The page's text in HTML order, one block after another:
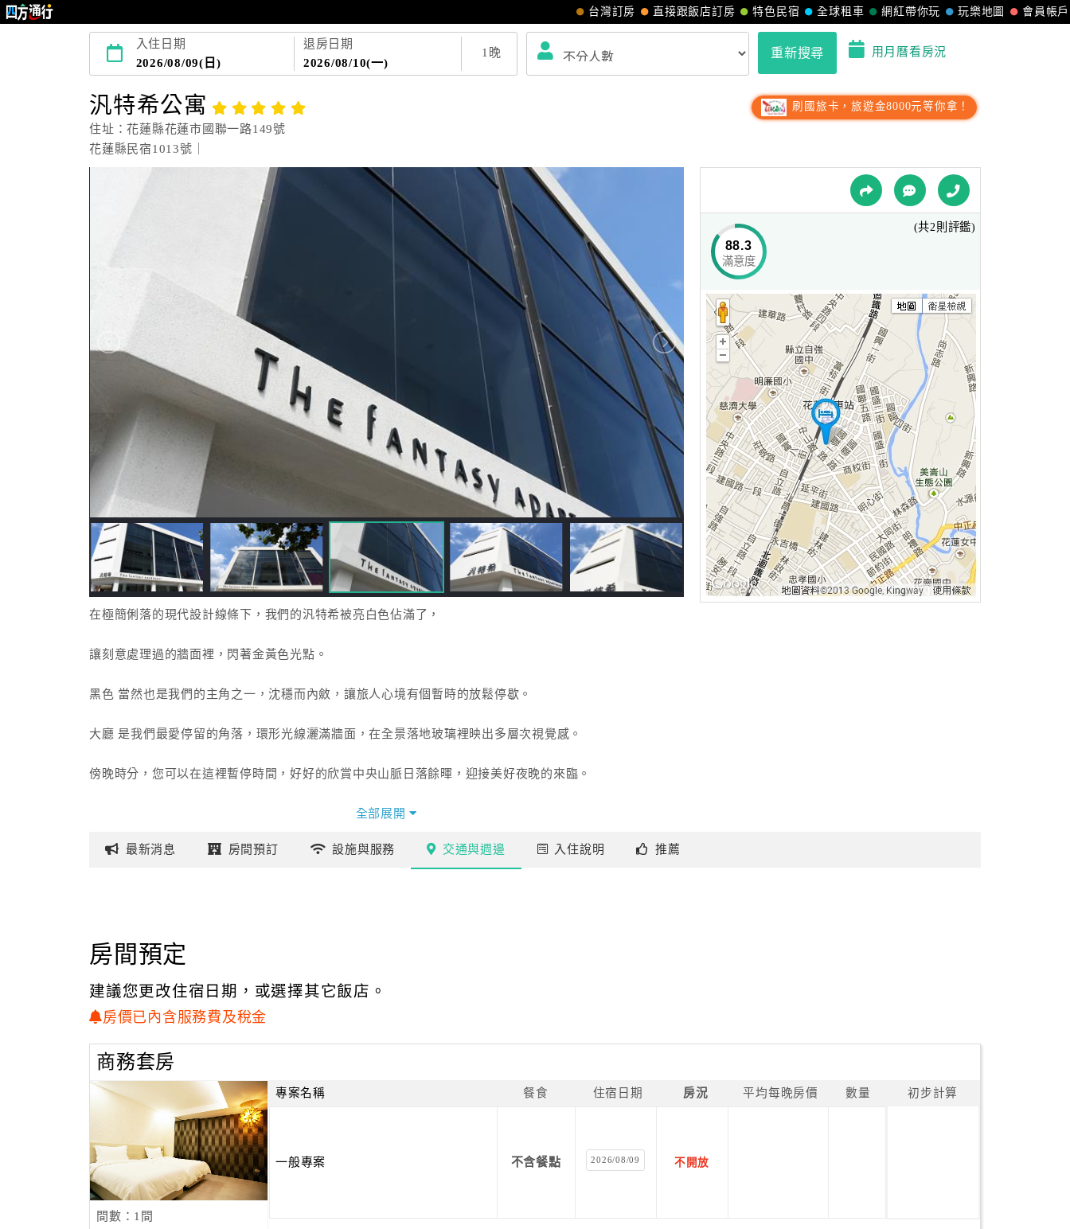
會員帳戶
玩樂地圖
網紅帶你玩
全球租車
特色民宿
直接跟飯店訂房
台灣訂房
入住日期
2026/08/09(日)
退房日期
2026/08/10(一)
1 晚 重新搜尋 用月曆看房況
汎特希公寓
住址：花蓮縣花蓮市國聯一路149號
花蓮縣民宿1013號｜
刷國旅卡，旅遊金8000元等你拿！
在極簡俐落的現代設計線條下，我們的汎特希被亮白色佔滿了，
讓刻意處理過的牆面裡，閃著金黃色光點。
黑色 當然也是我們的主角之一，沈穩而內斂，讓旅人心境有個暫時的放鬆停歇。
大廳 是我們最愛停留的角落，環形光線灑滿牆面，在全景落地玻璃裡映出多層次視覺感。
傍晚時分，您可以在這裡暫停時間，好好的欣賞中央山脈日落餘暉，迎接美好夜晚的來臨。
全部展開
88.3
滿意度
(共2則評鑑)
最新消息 房間預訂 設施與服務 交通與週邊 入住說明 推薦
房間預定
建議您更改住宿日期，或選擇其它飯店。
房價已內含服務費及稅金
商務套房
間數：1間
專案名稱 餐食 住宿日期 房況 平均每晚房價 數量 初步計算
一般專案 不含餐點 2026/08/09 不開放